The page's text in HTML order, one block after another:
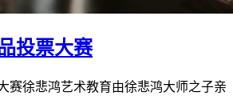
投票大赛
赛徐悲鸿艺术教育由徐悲鸿大师之子亲